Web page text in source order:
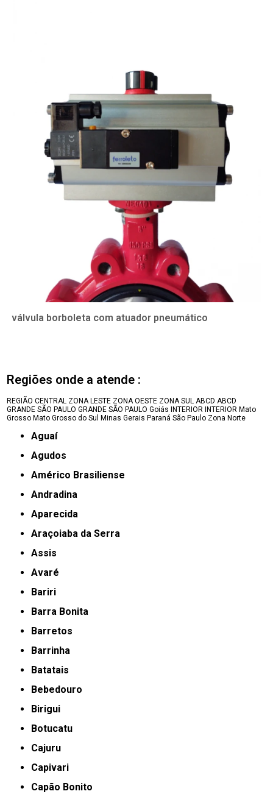
válvula borboleta com atuador pneumático
Regiões onde a atende :
REGIÃO CENTRAL ZONA LESTE ZONA OESTE ZONA SUL ABCD ABCD
GRANDE SÃO PAULO GRANDE SÃO PAULO Goiás INTERIOR INTERIOR Mato
Grosso Mato Grosso do Sul Minas Gerais Paraná São Paulo Zona Norte
Aguaí
Agudos
Américo Brasiliense
Andradina
Aparecida
Araçoiaba da Serra
Assis
Avaré
Bariri
Barra Bonita
Barretos
Barrinha
Batatais
Bebedouro
Birigui
Botucatu
Cajuru
Capivari
Capão Bonito